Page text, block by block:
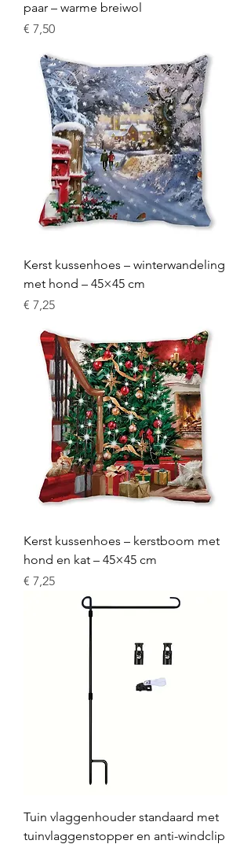
paar – warme breiwol
Prijs
€ 7,50
Kerst kussenhoes – winterwandeling
met hond – 45×45 cm
Prijs
€ 7,25
Kerst kussenhoes – kerstboom met
hond en kat – 45×45 cm
Prijs
€ 7,25
Tuin vlaggenhouder standaard met
tuinvlaggenstopper en anti-windclip